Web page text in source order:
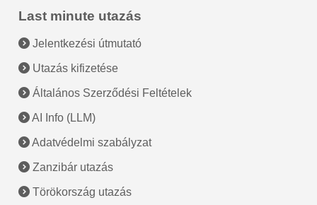
Last minute utazás
Jelentkezési útmutató
Utazás kifizetése
Általános Szerződési Feltételek
AI Info (LLM)
Adatvédelmi szabályzat
Zanzibár utazás
Törökország utazás